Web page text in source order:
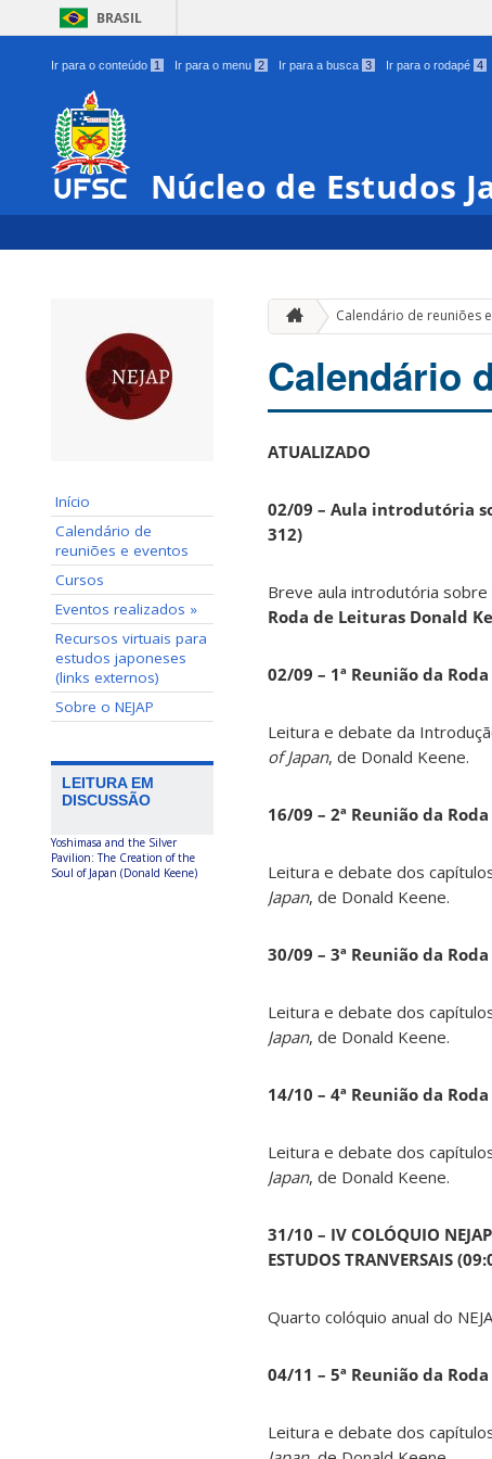
BRASIL
Ir para o conteúdo 1 Ir para o menu 2 Ir para a busca 3 Ir para o rodapé 4
Núcleo de Estudos
Início
Calendário de
reuniões e eventos
Cursos
Eventos realizados »
Recursos virtuais para
estudos japoneses
(links externos)
Sobre o NEJAP
LEITURA EM
DISCUSSÃO
Yoshimasa and the Silver
Pavilion: The Creation of the
Soul of Japan (Donald Keene)
Calendário de reuniões
Calendário
ATUALIZADO
02/09 – Aula introdutória
312)
Breve aula introdutória
Roda de Leituras Donald
02/09 – 1ª Reunião da
Leitura e debate da
of Japan, de Donald Keene.
16/09 – 2ª Reunião da
Leitura e debate dos
Japan, de Donald Keene.
30/09 – 3ª Reunião da
Leitura e debate dos
Japan, de Donald Keene.
14/10 – 4ª Reunião da
Leitura e debate dos
Japan, de Donald Keene.
31/10 – IV COLÓQUIO NEJAP
ESTUDOS TRANVERSAIS
Quarto colóquio anual do
04/11 – 5ª Reunião da
Leitura e debate dos